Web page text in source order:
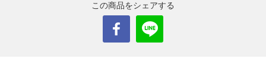
この商品をシェアする